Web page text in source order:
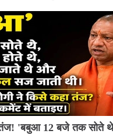
तंज! 'बबुआ 12 बजे तक सोते